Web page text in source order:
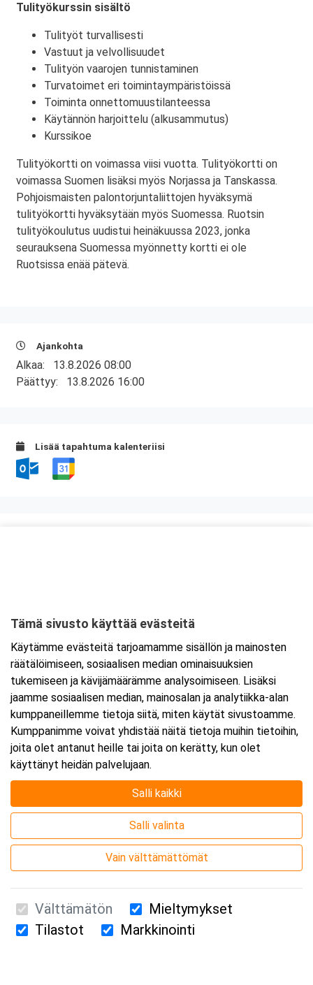
Tulityökurssin sisältö
Tulityöt turvallisesti
Vastuut ja velvollisuudet
Tulityön vaarojen tunnistaminen
Turvatoimet eri toimintaympäristöissä
Toiminta onnettomuustilanteessa
Käytännön harjoittelu (alkusammutus)
Kurssikoe
Tulityökortti on voimassa viisi vuotta. Tulityökortti on
voimassa Suomen lisäksi myös Norjassa ja Tanskassa.
Pohjoismaisten palontorjuntaliittojen hyväksymä
tulityökortti hyväksytään myös Suomessa. Ruotsin
tulityökoulutus uudistui heinäkuussa 2023, jonka
seurauksena Suomessa myönnetty kortti ei ole
Ruotsissa enää pätevä.
Ajankohta
Alkaa: 13.8.2026 08:00
Päättyy: 13.8.2026 16:00
Lisää tapahtuma kalenteriisi
Tarkempi kartta ja ajo-ohjeet
Suomen Ensiapukoulutus Oy / Valimotie 21 / 00380 Helsinki
Tämä sivusto käyttää evästeitä
Käytämme evästeitä tarjoamamme sisällön ja mainosten
räätälöimiseen, sosiaalisen median ominaisuuksien
tukemiseen ja kävijämäärämme analysoimiseen. Lisäksi
jaamme sosiaalisen median, mainosalan ja analytiikka-alan
kumppaneillemme tietoja siitä, miten käytät sivustoamme.
Kumppanimme voivat yhdistää näitä tietoja muihin tietoihin,
joita olet antanut heille tai joita on kerätty, kun olet
käyttänyt heidän palvelujaan.
Salli kaikki
Salli valinta
Vain välttämättömät
Välttämätön
Mieltymykset
Tilastot
Markkinointi